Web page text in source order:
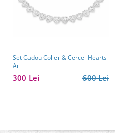
Set Cadou Colier & Cercei Hearts
Ari
600 Lei
300 Lei